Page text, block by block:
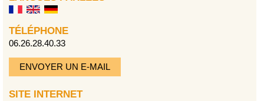
TÉLÉPHONE
06.26.28.40.33
ENVOYER UN E-MAIL
SITE INTERNET